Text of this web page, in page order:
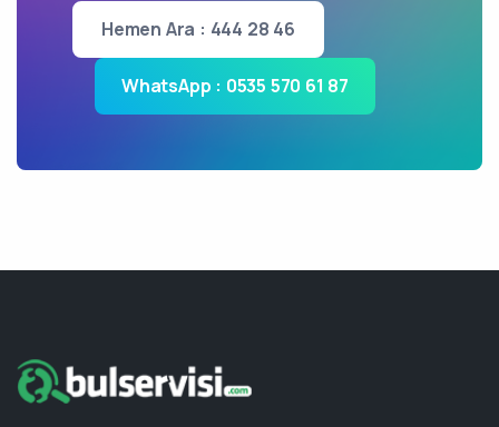
Hemen Ara : 444 28 46
WhatsApp : 0535 570 61 87